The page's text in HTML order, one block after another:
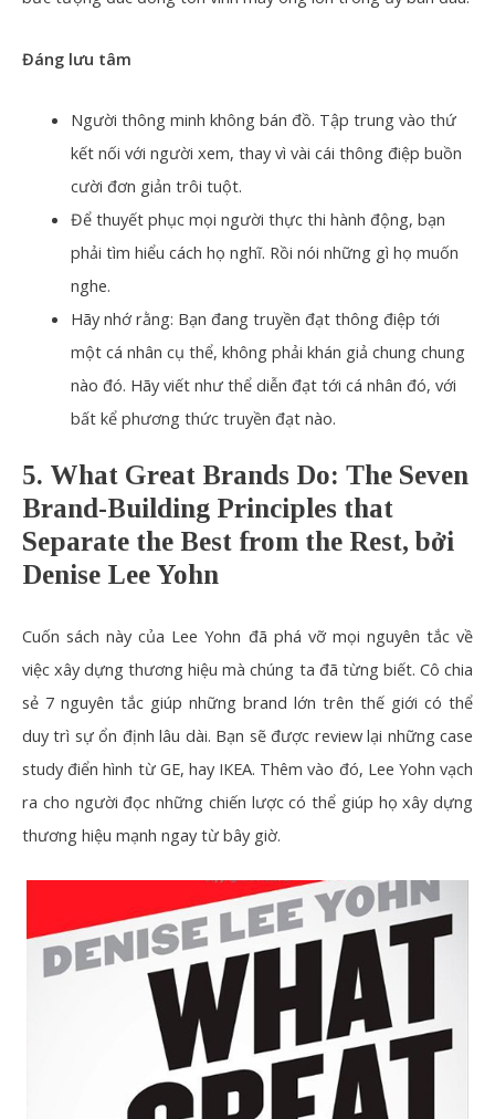
Đáng lưu tâm
Người thông minh không bán đồ. Tập trung vào thứ
kết nối với người xem, thay vì vài cái thông điệp buồn
cười đơn giản trôi tuột.
Để thuyết phục mọi người thực thi hành động, bạn
phải tìm hiểu cách họ nghĩ. Rồi nói những gì họ muốn
nghe.
Hãy nhớ rằng: Bạn đang truyền đạt thông điệp tới
một cá nhân cụ thể, không phải khán giả chung chung
nào đó. Hãy viết như thể diễn đạt tới cá nhân đó, với
bất kể phương thức truyền đạt nào.
5. What Great Brands Do: The Seven
Brand-Building Principles that
Separate the Best from the Rest, bởi
Denise Lee Yohn
Cuốn sách này của Lee Yohn đã phá vỡ mọi nguyên tắc về
việc xây dựng thương hiệu mà chúng ta đã từng biết. Cô chia
sẻ 7 nguyên tắc giúp những brand lớn trên thế giới có thể
duy trì sự ổn định lâu dài. Bạn sẽ được review lại những case
study điển hình từ GE, hay IKEA. Thêm vào đó, Lee Yohn vạch
ra cho người đọc những chiến lược có thể giúp họ xây dựng
thương hiệu mạnh ngay từ bây giờ.